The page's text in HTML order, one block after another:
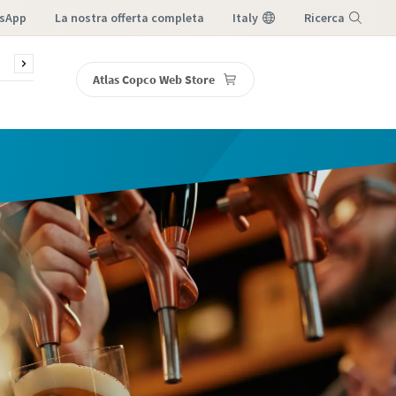
la nostra offerta completa Italy Ricerca
Webinar Assistenza e ricambi
Atlas Copco Web Store